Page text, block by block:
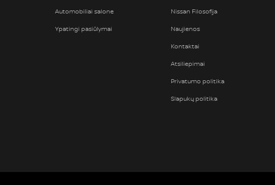
Automobiliai salone
Ypatingi pasiūlymai
Nissan Filosofija
Naujienos
Kontaktai
Atsiliepimai
Privatumo politika
Slapukų politika